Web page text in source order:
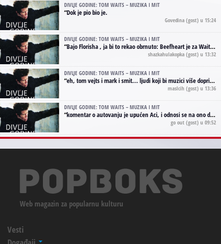
DIVLJE GODINE: TOM WAITS – MUZIKA I MIT
“Dok je pio bio je.
Govedina (gost) u 15:24
DIVLJE GODINE: TOM WAITS – MUZIKA I MIT
“Bajo Florisha , ja bi to rekao obrnuto: Beefheart je za Waitsa, isto sto i Hendrix za Lenny Kravitza
shazkahulakopka (gost) u 13:32
DIVLJE GODINE: TOM WAITS – MUZIKA I MIT
“eh, tom vejts i mark i smit... ljudi koji bi muzici više doprineli da su radili kao vozači tramvaja u gsp-u.
maslcih (gost) u 13:36
DIVLJE GODINE: TOM WAITS – MUZIKA I MIT
“komentar o autovanju je upućen Aci, i odnosi se na ono drugo autovanje...'senzualnost Waitsa' ;)
go out (gost) u 09:52
Web magazin za popularnu kulturu
Vesti